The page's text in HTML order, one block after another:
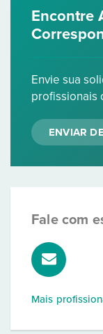
Encontre
Envie sua
profissionais
ENVIAR
Fale com
Mais